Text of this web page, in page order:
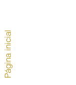
Página inicial